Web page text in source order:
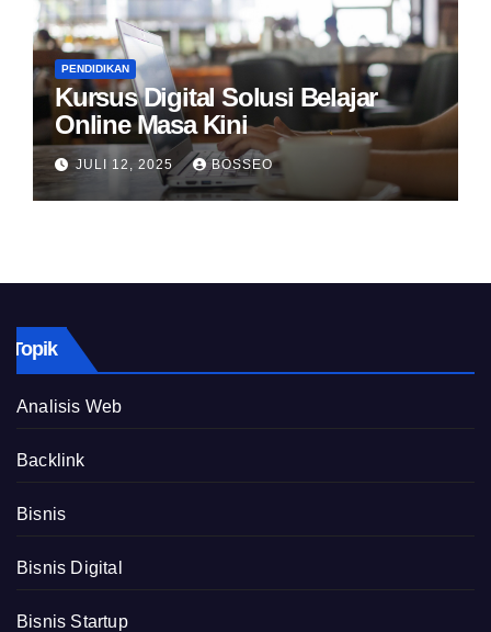
PENDIDIKAN
Kursus Digital Solusi Belajar
Online Masa Kini
JULI 12, 2025 BOSSEO
Topik
Analisis Web
Backlink
Bisnis
Bisnis Digital
Bisnis Startup